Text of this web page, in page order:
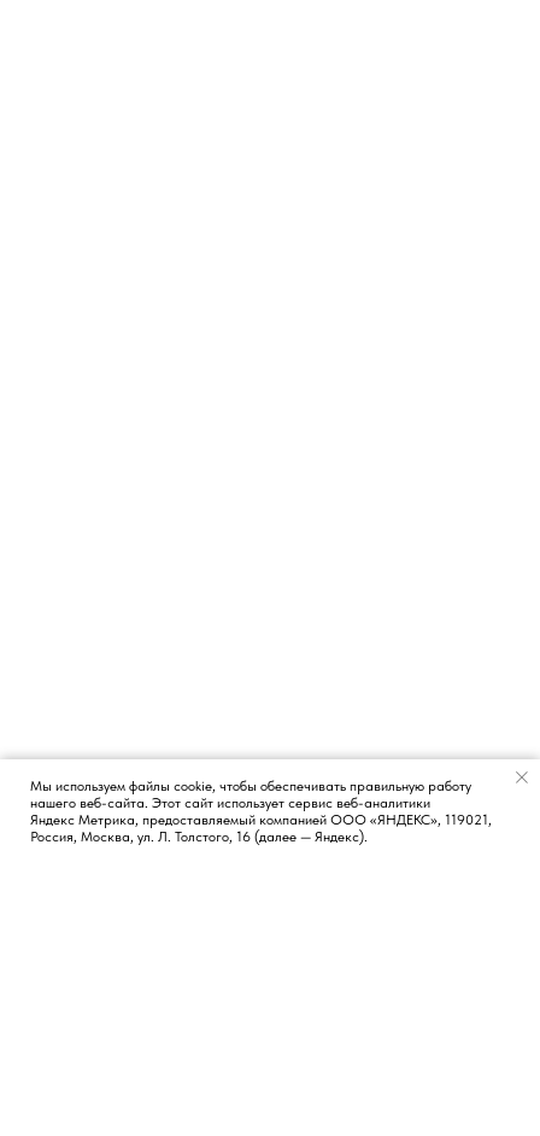
Появился вопрос?
Мы используем файлы cookie, чтобы обеспечивать правильную работу
нашего веб-сайта. Этот сайт использует сервис веб-аналитики
Яндекс Метрика, предоставляемый компанией ООО «ЯНДЕКС», 119021,
Россия, Москва, ул. Л. Толстого, 16 (далее — Яндекс).